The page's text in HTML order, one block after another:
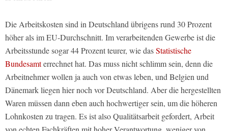
Die Arbeitskosten sind in Deutschland übrigens rund 30 Prozent
höher als im EU-Durchschnitt. Im verarbeitenden Gewerbe ist die
Arbeitsstunde sogar 44 Prozent teurer, wie dasStatistische
Bundesamterrechnet hat. Das muss nicht schlimm sein, denn die
Arbeitnehmer wollen ja auch von etwas leben, und Belgien und
Dänemark liegen hier noch vor Deutschland. Aber die hergestellten
Waren müssen dann eben auch hochwertiger sein, um die höheren
Lohnkosten zu tragen. Es ist also Qualitätsarbeit gefordert, Arbeit